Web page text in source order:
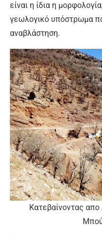
είναι η ίδια η
γεωλογικό υπόστρωμα
αναβλάστηση.
Κατεβαίνοντας